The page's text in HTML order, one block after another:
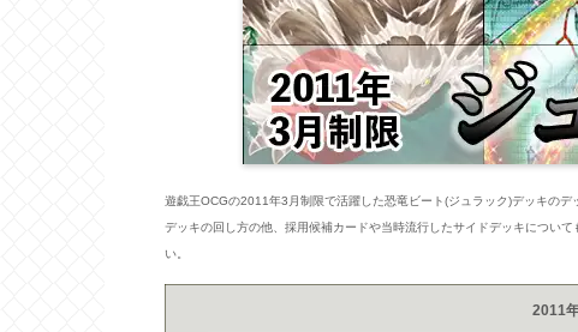
遊戯王OCGの2011年3月制限で活躍した恐竜ビート(ジュラック)デッキの
デッキの回し方の他、採用候補カードや当時流行したサイドデッキについ
い。
2011